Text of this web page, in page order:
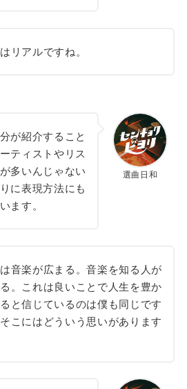
リアルですね。
選曲日和
が紹介すること
ティストやリス
多いんじゃない
に表現方法にも
ます。
音楽が広まる。音楽を知る人が
。これは良いことで人生を豊か
と信じているのは僕も同じです
こにはどういう思いがあります